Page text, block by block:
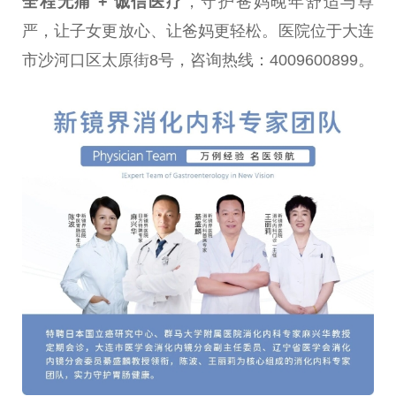
严，让子女更放心、让爸妈更轻松。医院位于大连
市沙河口区太原街8号，咨询热线：4009600899。